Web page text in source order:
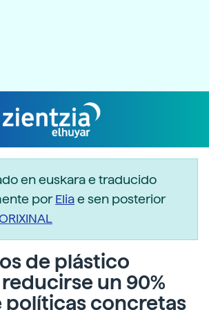
en euskara e traducido
porEliae sen posterior
de plástico
un 90%
políticas concretas